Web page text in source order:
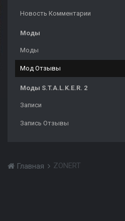
Новость Комментарии
Моды
Моды
Мод Отзывы
Моды S.T.A.L.K.E.R. 2
Записи
Запись Отзывы
Главная ZONERT